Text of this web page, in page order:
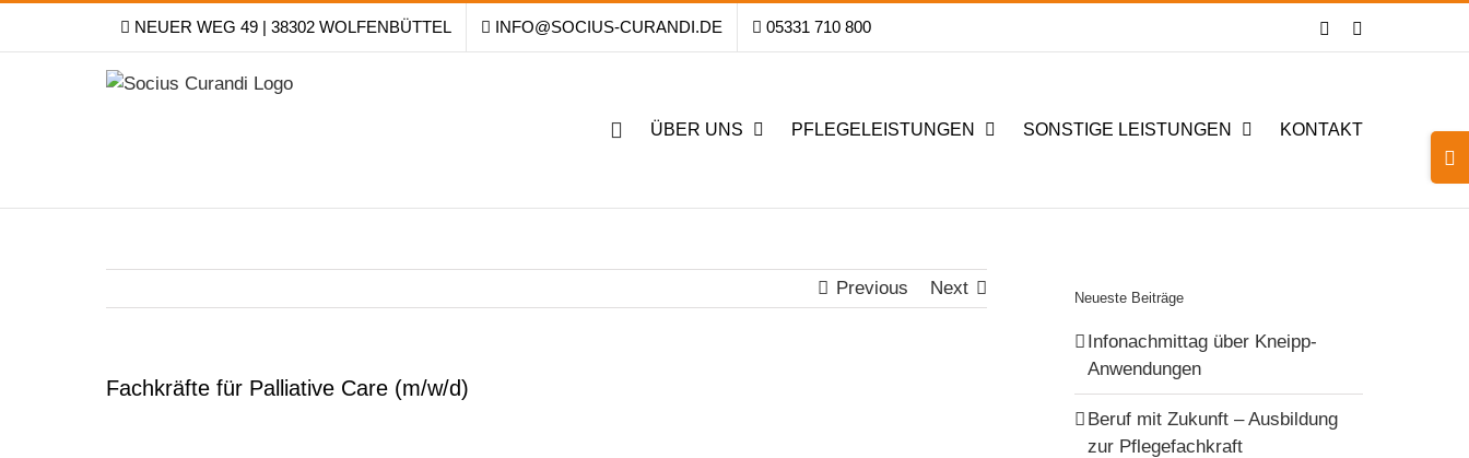
NEUER WEG 49 | 38302 WOLFENBÜTTEL INFO@SOCIUS-CURANDI.DE 05331 710 800 Facebook
ÜBER UNS PFLEGELEISTUNGEN SONSTIGE LEISTUNGEN KONTAKT
Previous Next
Fachkräfte für Palliative Care (m/w/d)
Neueste Beiträge
Infonachmittag über Kneipp-
Anwendungen
Beruf mit Zukunft – Ausbildung
zur Pflegefachkraft